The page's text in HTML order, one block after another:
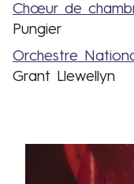
Chœur de
Pungier
Orchestre
Grant Llewellyn